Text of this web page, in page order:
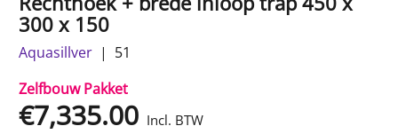
300 x 150
Aquasillver
51
Zelfbouw Pakket
€7,335.00 Incl. BTW